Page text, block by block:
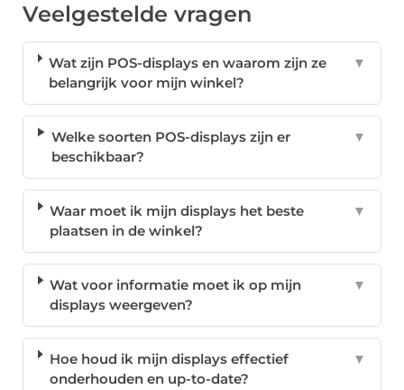
Veelgestelde vragen
Wat zijn POS-displays en waarom zijn ze
belangrijk voor mijn winkel?
▼
Welke soorten POS-displays zijn er
beschikbaar?
▼
Waar moet ik mijn displays het beste
plaatsen in de winkel?
▼
Wat voor informatie moet ik op mijn
displays weergeven?
▼
Hoe houd ik mijn displays effectief
onderhouden en up-to-date?
▼